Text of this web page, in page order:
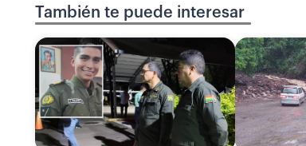
También te puede interesar